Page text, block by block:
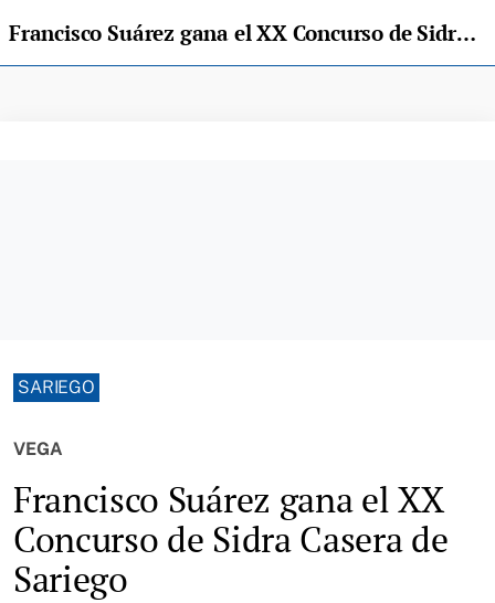
Francisco Suárez gana el XX Concurso de Sidra Casera de Sariego
SARIEGO
VEGA
Francisco Suárez gana el XX
Concurso de Sidra Casera de
Sariego